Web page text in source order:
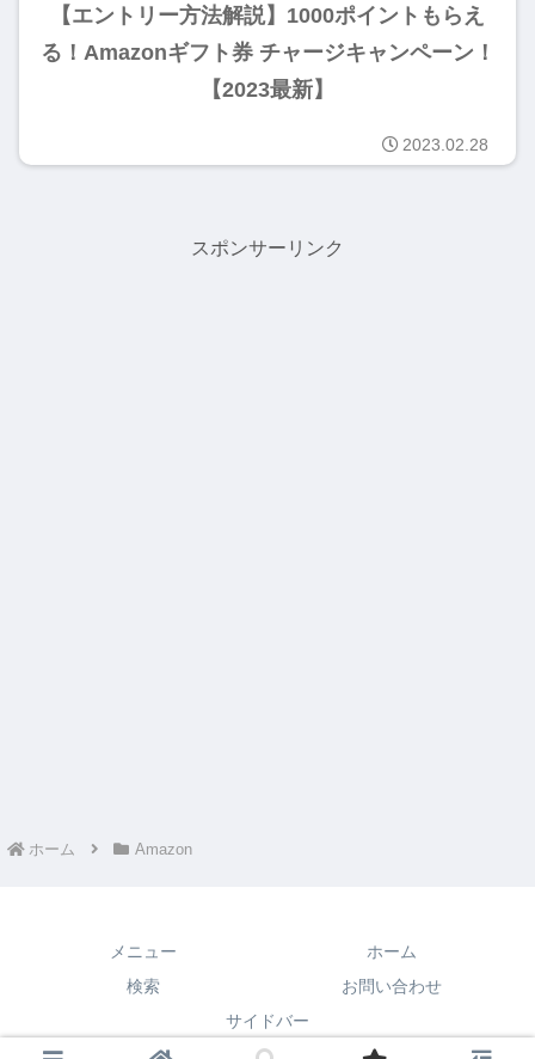
【エントリー方法解説】1000ポイントもらえ
る！Amazonギフト券 チャージキャンペーン！
【2023最新】
2023.02.28
スポンサーリンク
ホーム Amazon
メニュー
ホーム
検索
お問い合わせ
サイドバー